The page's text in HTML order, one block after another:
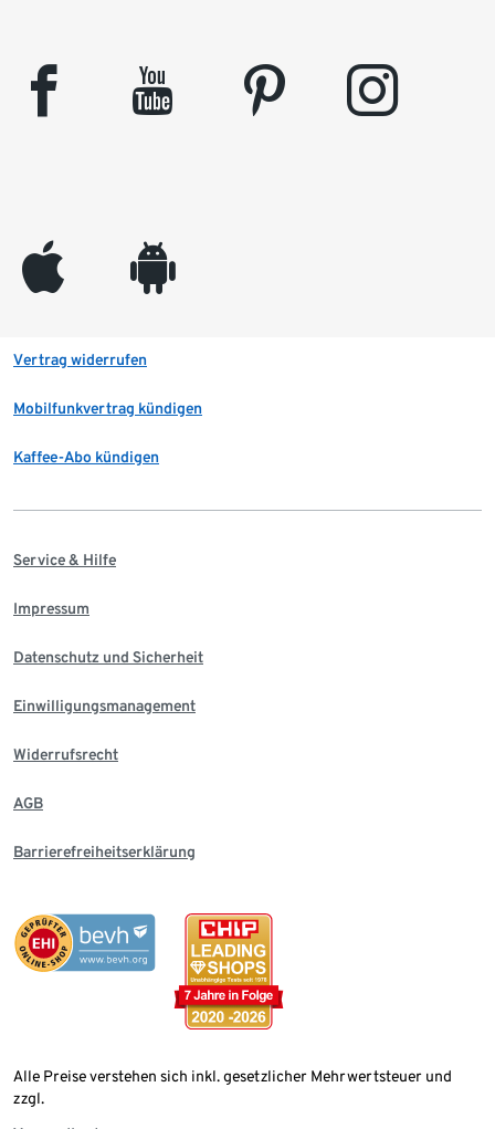
facebook youtube pinterest instagram
appleinc android
Vertrag widerrufen
Mobilfunkvertrag kündigen
Kaffee-Abo kündigen
Service & Hilfe
Impressum
Datenschutz und Sicherheit
Einwilligungsmanagement
Widerrufsrecht
AGB
Barrierefreiheitserklärung
Alle Preise verstehen sich inkl. gesetzlicher Mehrwertsteuer und
zzgl.